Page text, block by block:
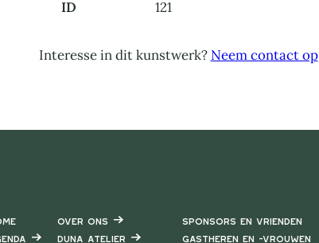
ID
121
Interesse in dit kunstwerk? Neem contact op
Over ons
DUNA Atelier
Sponsors en vrienden
Gastheren en -vrouwen